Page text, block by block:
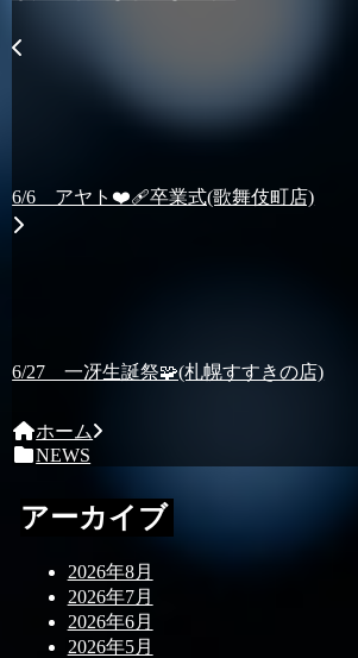
6/6 アヤト❤️‍🩹卒業式(歌舞伎町店)
6/27 一冴生誕祭🧩(札幌すすきの店)
ホーム
NEWS
アーカイブ
2026年8月
2026年7月
2026年6月
2026年5月